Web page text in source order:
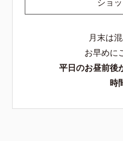
月末は
お早めに
平日のお昼前後
時